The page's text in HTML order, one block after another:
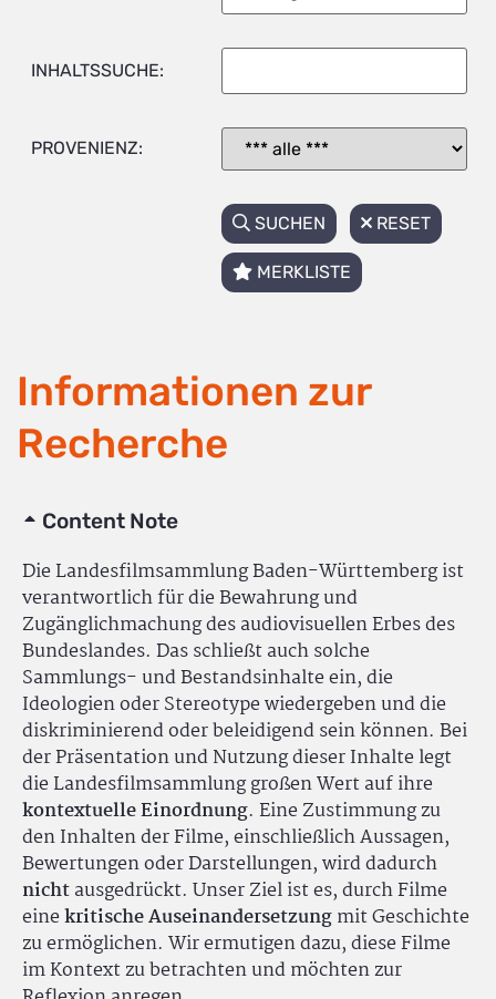
INHALTSSUCHE:
PROVENIENZ:
SUCHEN RESET
MERKLISTE
Informationen zur
Recherche
Content Note
Die Landesfilmsammlung Baden-Württemberg ist
verantwortlich für die Bewahrung und
Zugänglichmachung des audiovisuellen Erbes des
Bundeslandes. Das schließt auch solche
Sammlungs- und Bestandsinhalte ein, die
Ideologien oder Stereotype wiedergeben und die
diskriminierend oder beleidigend sein können. Bei
der Präsentation und Nutzung dieser Inhalte legt
die Landesfilmsammlung großen Wert auf ihre
kontextuelle Einordnung. Eine Zustimmung zu
den Inhalten der Filme, einschließlich Aussagen,
Bewertungen oder Darstellungen, wird dadurch
nichtausgedrückt. Unser Ziel ist es, durch Filme
einekritische Auseinandersetzungmit Geschichte
zu ermöglichen. Wir ermutigen dazu, diese Filme
im Kontext zu betrachten und möchten zur